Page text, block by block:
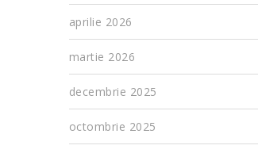
aprilie 2026
martie 2026
decembrie 2025
octombrie 2025